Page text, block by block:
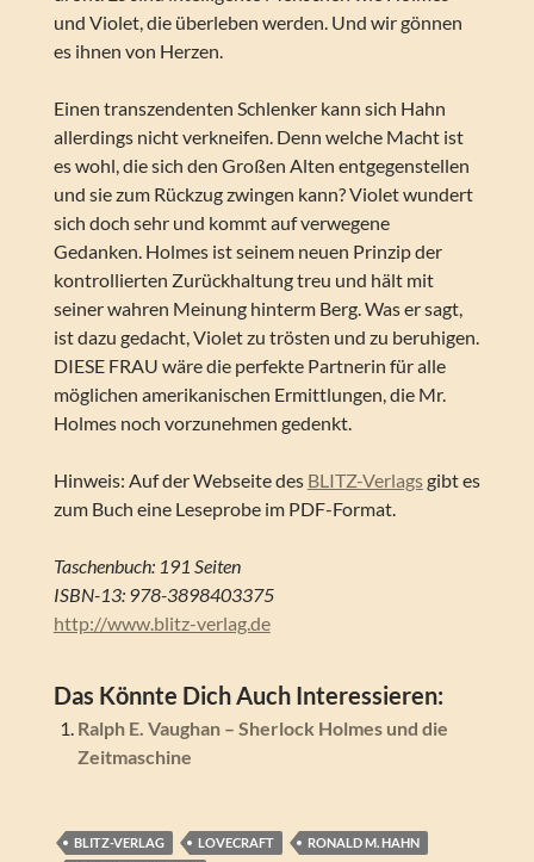
und Violet, die überleben werden. Und wir gönnen
es ihnen von Herzen.
Einen transzendenten Schlenker kann sich Hahn
allerdings nicht verkneifen. Denn welche Macht ist
es wohl, die sich den Großen Alten entgegenstellen
und sie zum Rückzug zwingen kann? Violet wundert
sich doch sehr und kommt auf verwegene
Gedanken. Holmes ist seinem neuen Prinzip der
kontrollierten Zurückhaltung treu und hält mit
seiner wahren Meinung hinterm Berg. Was er sagt,
ist dazu gedacht, Violet zu trösten und zu beruhigen.
DIESE FRAU wäre die perfekte Partnerin für alle
möglichen amerikanischen Ermittlungen, die Mr.
Holmes noch vorzunehmen gedenkt.
Hinweis: Auf der Webseite des BLITZ-Verlagsgibt es
zum Buch eine Leseprobe im PDF-Format.
Taschenbuch: 191 Seiten
ISBN-13: 978-3898403375
http://www.blitz-verlag.de
Das Könnte Dich Auch Interessieren:
Ralph E. Vaughan – Sherlock Holmes und die
Zeitmaschine
BLITZ-VERLAG LOVECRAFT
RONALD M. HAHN